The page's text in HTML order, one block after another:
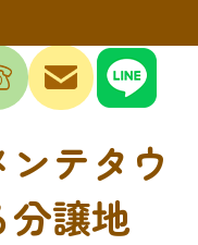
テタウ
分譲地